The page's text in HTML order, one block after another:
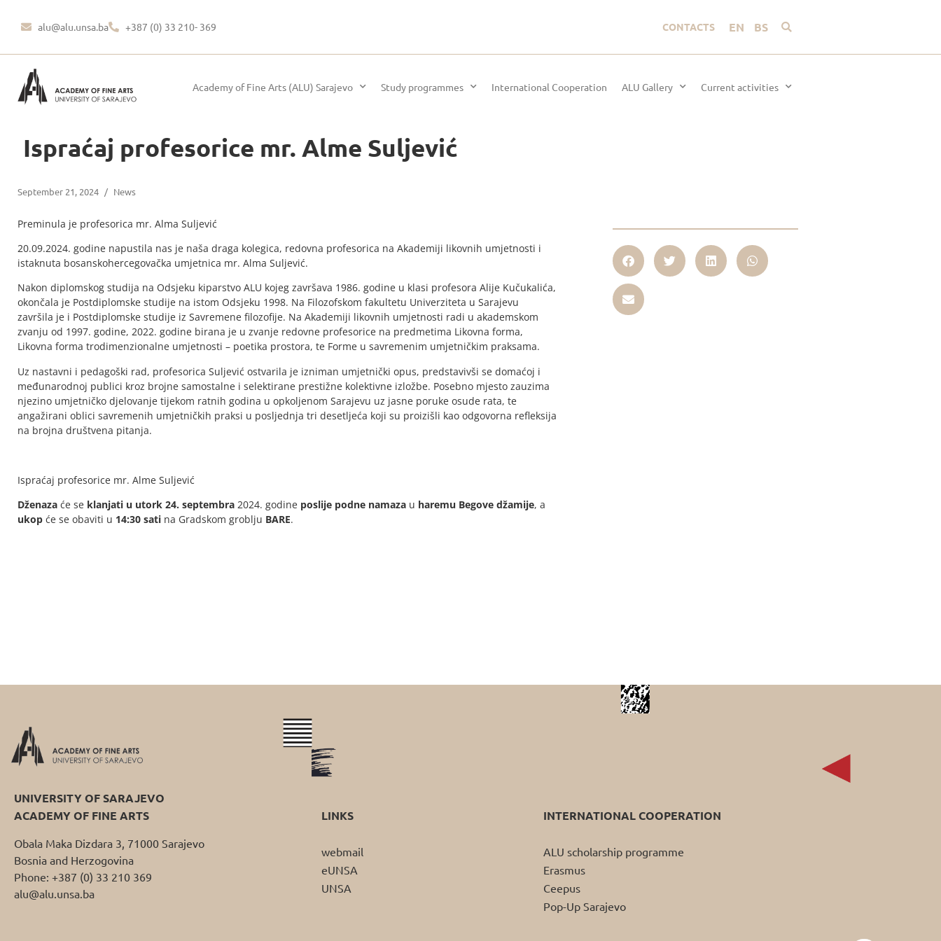
alu@alu.unsa.ba +387 (0) 33 210- 369 CONTACTS EN BS
Academy of Fine Arts (ALU) Sarajevo Study programmes International Cooperation ALU Gallery Current activities
Ispraćaj profesorice mr. Alme Suljević
September 21, 2024 / News
Preminula je profesorica mr. Alma Suljević
20.09.2024. godine napustila nas je naša draga kolegica, redovna profesorica na Akademiji likovnih umjetnosti i
istaknuta bosanskohercegovačka umjetnica mr. Alma Suljević.
Nakon diplomskog studija na Odsjeku kiparstvo ALU kojeg završava 1986. godine u klasi profesora Alije Kučukalića,
okončala je Postdiplomske studije na istom Odsjeku 1998. Na Filozofskom fakultetu Univerziteta u Sarajevu
završila je i Postdiplomske studije iz Savremene filozofije. Na Akademiji likovnih umjetnosti radi u akademskom
zvanju od 1997. godine, 2022. godine birana je u zvanje redovne profesorice na predmetima Likovna forma,
Likovna forma trodimenzionalne umjetnosti – poetika prostora, te Forme u savremenim umjetničkim praksama.
Uz nastavni i pedagoški rad, profesorica Suljević ostvarila je izniman umjetnički opus, predstavivši se domaćoj i
međunarodnoj publici kroz brojne samostalne i selektirane prestižne kolektivne izložbe. Posebno mjesto zauzima
njezino umjetničko djelovanje tijekom ratnih godina u opkoljenom Sarajevu uz jasne poruke osude rata, te
angažirani oblici savremenih umjetničkih praksi u posljednja tri desetljeća koji su proizišli kao odgovorna refleksija
na brojna društvena pitanja.
Ispraćaj profesorice mr. Alme Suljević
Dženaza će se klanjati u utork 24. septembra 2024. godine poslije podne namaza u haremu Begove džamije, a
ukop će se obaviti u 14:30 sati na Gradskom groblju BARE.
UNIVERSITY OF SARAJEVO
ACADEMY OF FINE ARTS
Obala Maka Dizdara 3, 71000 Sarajevo
Bosnia and Herzogovina
Phone: +387 (0) 33 210 369
alu@alu.unsa.ba
LINKS
webmail
eUNSA
UNSA
INTERNATIONAL COOPERATION
ALU scholarship programme
Erasmus
Ceepus
Pop-Up Sarajevo